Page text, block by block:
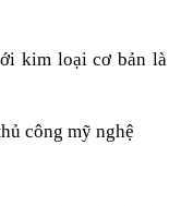
kim loại cơ bản là
công mỹ nghệ